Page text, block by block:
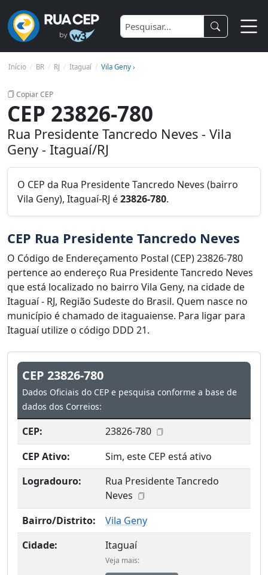
Início BR RJ Itaguaí Vila Geny ›
Copiar CEP
CEP 23826-780
Rua Presidente Tancredo Neves - Vila
Geny - Itaguaí/RJ
O CEP da Rua Presidente Tancredo Neves (bairro
Vila Geny), Itaguaí-RJ é23826-780.
CEP Rua Presidente Tancredo Neves
O Código de Endereçamento Postal (CEP) 23826-780
pertence ao endereço Rua Presidente Tancredo Neves
que está localizado no bairro Vila Geny, na cidade de
Itaguaí - RJ, Região Sudeste do Brasil. Quem nasce no
município é chamado de itaguaiense. Para ligar para
Itaguaí utilize o código DDD 21.
CEP 23826-780
Dados Oficiais do CEP e pesquisa conforme a base de
dados dos Correios:
CEP:
23826-780
CEP Ativo:
Sim, este CEP está ativo
Logradouro:
Rua Presidente Tancredo
Neves
Bairro/Distrito:
Vila Geny
Cidade:
Itaguaí
Veja mais: